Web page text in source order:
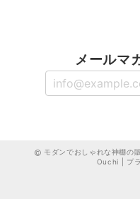
メールマ
モダンでおしゃれな神棚の
Ouchi
プ